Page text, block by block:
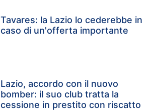
Tavares: la Lazio lo cederebbe in
caso di un'offerta importante
Lazio, accordo con il nuovo
bomber: il suo club tratta la
cessione in prestito con riscatto